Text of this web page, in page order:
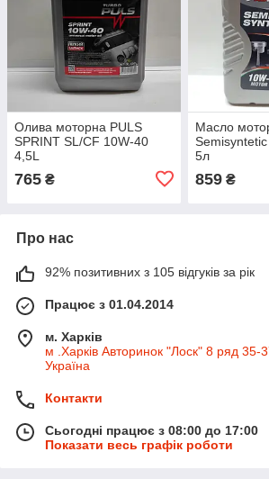
Олива моторна PULS
SPRINT SL/CF 10W-40
4,5L
765 ₴
Масло
5л
859₴
Про нас
92% позитивних з 105 відгуків за рік
Працює з 01.04.2014
м. Харків
м .Харків Авторинок "Лоск" 8 ряд 35-
Україна
Контакти
Сьогодні працює з 08:00 до 17:00
Показати весь графік роботи